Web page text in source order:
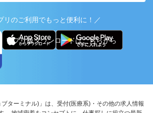
リのご利用でもっと便利に！／
アプリ版ダウンロードはこちらから
ブターミナル)」は、受付(医療系)・その他の求人情報